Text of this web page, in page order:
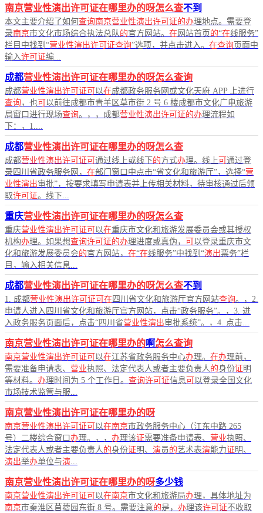
南京营业性演出许可证在哪里办的呀怎么查不到
本文主要介绍了如何查询南京营业性演出许可证的办理地点。需要登
录南京市文化市场综合执法总队的官方网站。 在网站首页 的“在线服务”
栏目中找到“营业性演出许可证查询”选项，并点击进入。 在查询页面中
输入许可证编...
成都营业性演出许可证在哪里办的呀怎么查询
成都营业性演出许可证可 以在成都政务服务网或文化天府 APP 上进行
查询，也可 以前往成都市青羊区草市街 2 号 6 楼成都市文化广电旅游
局窗口进行现场查询。，，成都营业性演出许可证的办理流程如
下：，1....
成都营业性演出许可证在哪里办的呀怎么查
成都营业性演出许可证可 通过线上或线下的方式办理。线上 可 通过登
录四川省政务服务网， 在部门窗口中点击“省文化和旅游厅”，选择“营
业性演出审批”，按要求填写申请表并上传相关材料，待审核通过后领
取许可证。线下...
重庆营业性演出许可证在哪里办的呀怎么查
重庆营业性演出许可证可 以在重庆市文化和旅游发展委员会或其授权
机构办理。如果想查询许可证的办理进度或真伪， 可 以登录重庆市文
化和旅游发展委员会的官方网站， 在“在线服务”中找到“演出票务”栏
目，输入相关信息...
成都营业性演出许可证在哪里办的呀怎么查不到
1. 成都营业性演出许可证可在四川省文化和旅游厅官方网站查询。，2.
申请人进入四川省文化和旅游厅官方网站，点击“政务服务”。，3. 进
入政务服务页面后，点击“四川省营业性演出审批系统”。，4. 点击...
南京营业性演出许可证在哪里办的啊怎么查询
南京营业性演出许可证可 以在江苏省政务服务中心办理。 在办理前，
需要准备申请表、 营业执照、法定代表人或者主要负责人的身份证明
等材料。 办理时间为 5 个工作日。 查询许可证信息 可 以登录全国文化
市场技术监管与服...
南京营业性演出许可证在哪里办的呀
南京营业性演出许可证可 以在南京市政务服务中心（江东中路 265
号）二楼综合窗口 办理。，， 办理该证需要准备申请表、 营业执照、
法定代表人或者主要负责人的身份证明、 演 员 的艺术表演能力证明、
演出举办单位与演...
南京营业性演出许可证在哪里办的呀多少钱
南京营业性演出许可证可 以在南京市文化和旅游局办理，具体地址为
南京市秦淮区苜蓿园东街 8 号。需要注意的是， 办理该许可证不收取